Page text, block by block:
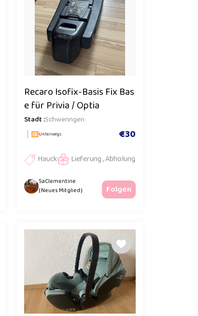
Recaro Isofix-Basis Fix Bas
e für Privia / Optia
Stadt :Schweringen
Unterwegs €30
Hauck Lieferung , Abholung
SaClementine
( Neues Mitglied )
Folgen